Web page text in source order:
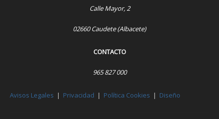
Calle Mayor, 2
02660 Caudete (Albacete)
CONTACTO
965 827 000
Avisos Legales | Privacidad | Política Cookies | Diseño